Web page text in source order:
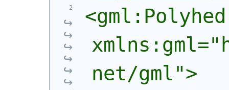
net/gml">